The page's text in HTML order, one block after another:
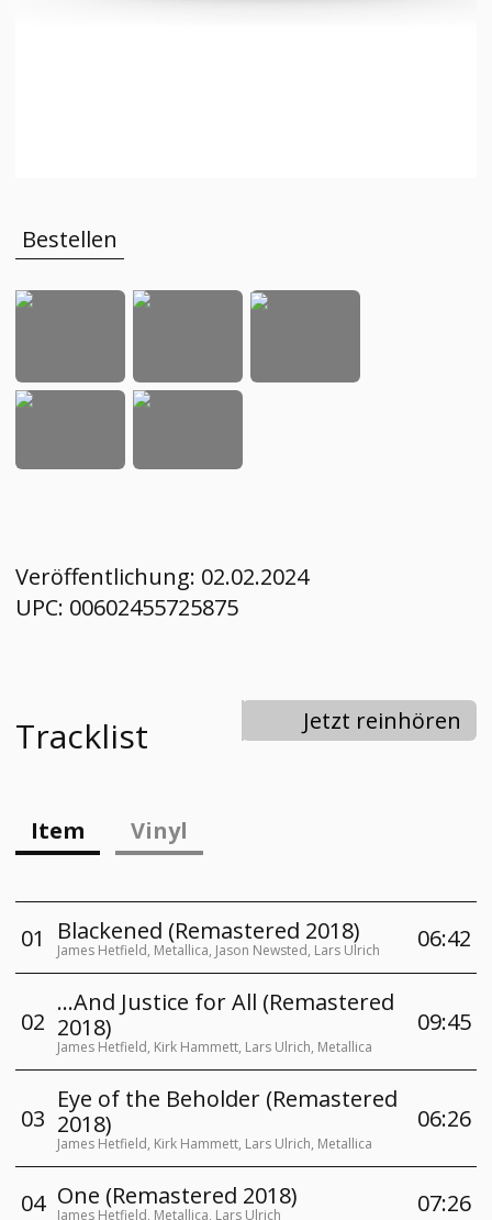
Bestellen
Veröffentlichung: 02.02.2024
UPC: 00602455725875
Tracklist Jetzt reinhören
Item Vinyl
01 Blackened (Remastered 2018)
James Hetfield, Metallica, Jason Newsted, Lars Ulrich 06:42
02
...And Justice for All (Remastered
2018)
James Hetfield, Kirk Hammett, Lars Ulrich, Metallica
09:45
03
Eye of the Beholder (Remastered
2018)
James Hetfield, Kirk Hammett, Lars Ulrich, Metallica
06:26
04 One (Remastered 2018)
James Hetfield, Metallica, Lars Ulrich 07:26